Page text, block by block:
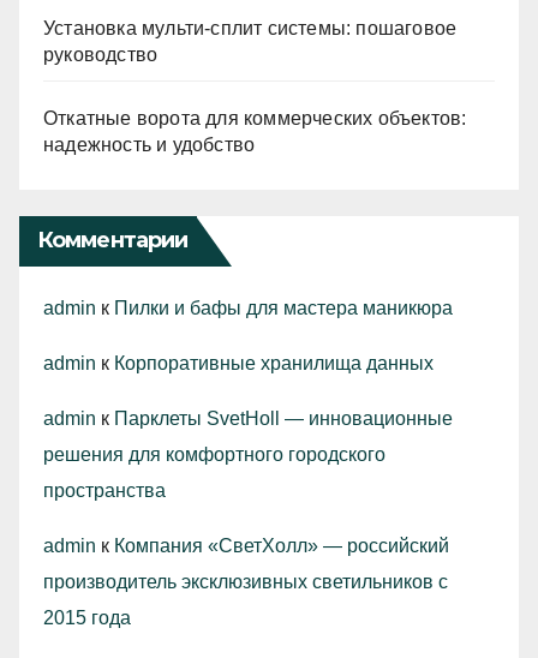
Установка мульти-сплит системы: пошаговое
руководство
Откатные ворота для коммерческих объектов:
надежность и удобство
Комментарии
admin к Пилки и бафы для мастера маникюра
admin к Корпоративные хранилища данных
admin к Парклеты SvetHoll — инновационные
решения для комфортного городского
пространства
admin к Компания «СветХолл» — российский
производитель эксклюзивных светильников с
2015 года